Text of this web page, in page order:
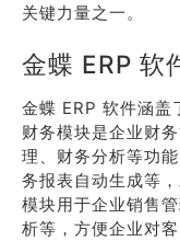
关键力量之一。
金蝶 ERP 软
金蝶 ERP 软件涵盖
财务模块是企业财
理、财务分析等功
务报表自动生成等
模块用于企业销售
析等，方便企业对